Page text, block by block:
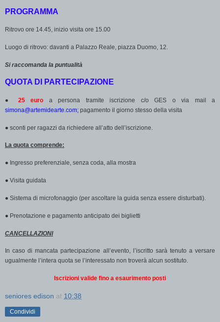
PROGRAMMA
Ritrovo ore 14.45, inizio visita ore 15.00
Luogo di ritrovo: davanti a Palazzo Reale, piazza Duomo, 12.
Si raccomanda la puntualità
QUOTA DI PARTECIPAZIONE
● 25 euro
a persona tramite iscrizione c/o GES o via mail a
simona@artemidearte.com; pagamento il giorno stesso della visita
● sconti per ragazzi da richiedere all’atto dell’iscrizione.
La quota comprende:
● Ingresso preferenziale, senza coda, alla mostra
● Visita guidata
● Sistema di microfonaggio (per ascoltare la guida senza essere disturbati).
● Prenotazione e pagamento anticipato dei biglietti
CANCELLAZIONI
In caso di mancata partecipazione all’evento, l’iscritto sarà tenuto a versare
ugualmente l’intera quota se l’interessato non troverà alcun sostituto.
Iscrizioni valide fino a esaurimento posti
seniores edison at 10:38
Condividi